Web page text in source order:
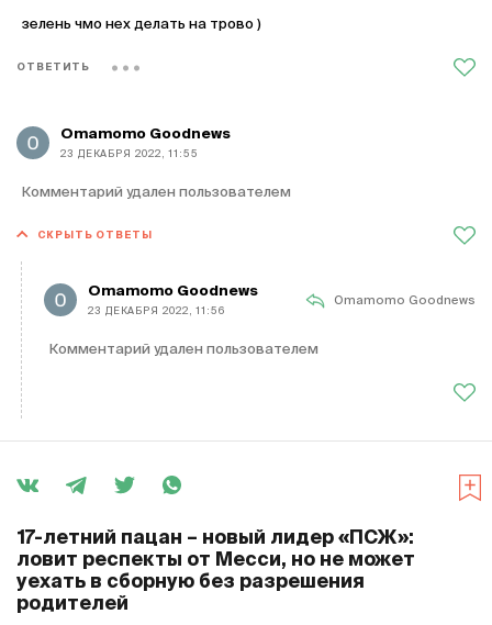
зелень чмо нех делать на трово )
ОТВЕТИТЬ
Omamomo Goodnews
23 ДЕКАБРЯ 2022, 11:55
Комментарий удален пользователем
СКРЫТЬ ОТВЕТЫ
Omamomo Goodnews
23 ДЕКАБРЯ 2022, 11:56
Omamomo Goodnews
Комментарий удален пользователем
17-летний пацан – новый лидер «ПСЖ»:
ловит респекты от Месси, но не может
уехать в сборную без разрешения
родителей